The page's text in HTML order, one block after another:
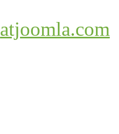
atjoomla.com